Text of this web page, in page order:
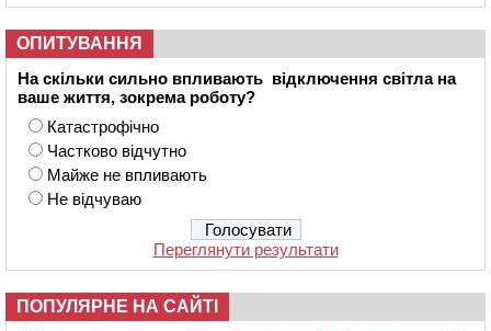
ОПИТУВАННЯ
На скільки сильно впливають відключення світла на
ваше життя, зокрема роботу?
Катастрофічно
Частково відчутно
Майже не впливають
Не відчуваю
Переглянути результати
ПОПУЛЯРНЕ НА САЙТІ